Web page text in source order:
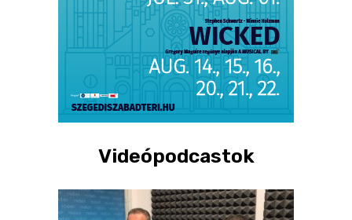
Videópodcastok